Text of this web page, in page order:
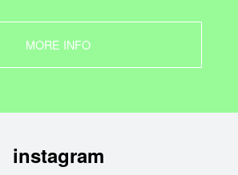
MORE INFO
instagram